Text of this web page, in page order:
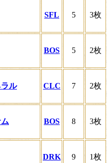
SFL 5 3枚
BOS 5 2枚
ル CLC 7 2枚
BOS 8 3枚
DRK 9 1枚